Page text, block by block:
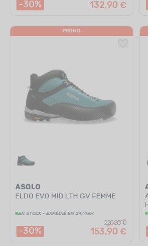
-30% 132,90 €
PROMO
ASOLO
ELDO EVO MID LTH GV FEMME
EN STOCK - EXPÉDIÉ EN 24/48H
-30%
220,00 €
153,90 €